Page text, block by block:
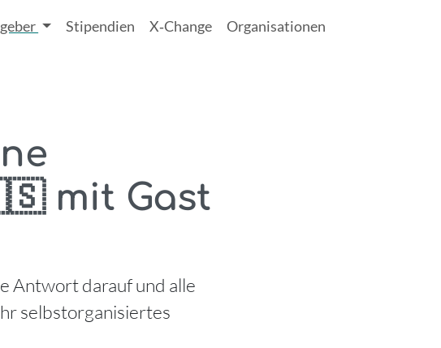
Stipendien X‑Change Organisationen
mit Gast
Antwort darauf und alle
selbstorganisiertes